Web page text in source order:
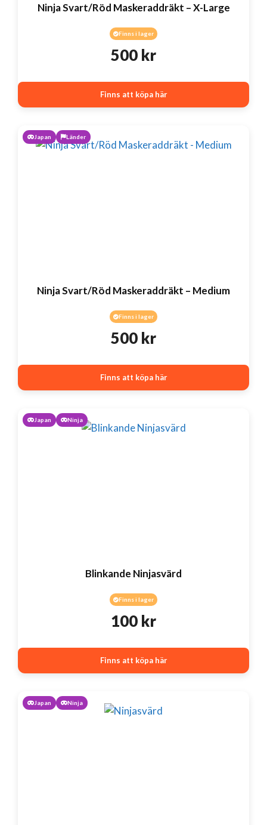
Ninja Svart/Röd Maskeraddräkt – X-Large
Finns i lager
500 kr
Finns att köpa här
Japan Länder
Ninja Svart/Röd Maskeraddräkt – Medium
Finns i lager
500 kr
Finns att köpa här
Japan Ninja
Blinkande Ninjasvärd
Finns i lager
100 kr
Finns att köpa här
Japan Ninja